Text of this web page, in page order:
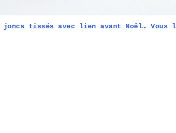
joncs tissés avec lien avant Noël… Vous